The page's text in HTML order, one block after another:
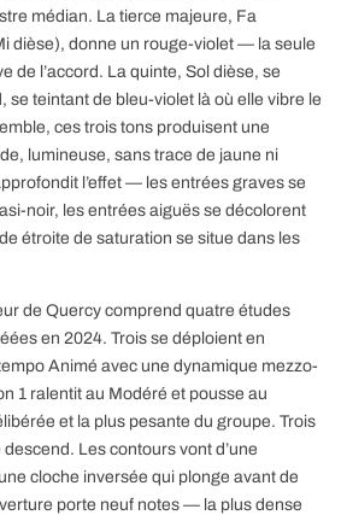
médian. La tierce majeure, Fa
dièse), donne un rouge-violet — la seule
de l’accord. La quinte, Sol dièse, se
se teintant de bleu-violet là où elle vibre le
ces trois tons produisent une
lumineuse, sans trace de jaune ni
l’effet — les entrées graves se
noir, les entrées aiguës se décolorent
étroite de saturation se situe dans les
de Quercy comprend quatre études
en 2024. Trois se déploient en
Animé avec une dynamique mezzo-
1 ralentit au Modéré et pousse au
et la plus pesante du groupe. Trois
Les contours vont d’une
cloche inversée qui plonge avant de
porte neuf notes — la plus dense